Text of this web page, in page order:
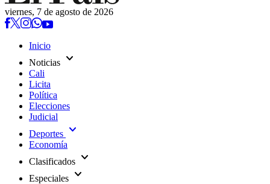
viernes, 7 de agosto de 2026
Inicio
Noticias expand_more
Cali
Licita
Política
Elecciones
Judicial
Deportes expand_more
Economía
Clasificados expand_more
Especiales expand_more